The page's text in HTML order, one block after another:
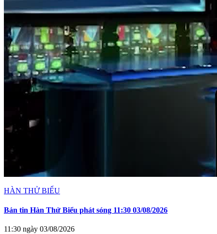
HÀN THỬ BIỂU
Bản tin Hàn Thử Biểu phát sóng 11:30 03/08/2026
11:30 ngày 03/08/2026